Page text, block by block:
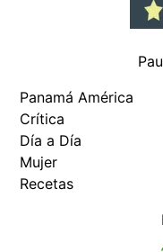
Panamá América
Crítica
Día a Día
Mujer
Recetas